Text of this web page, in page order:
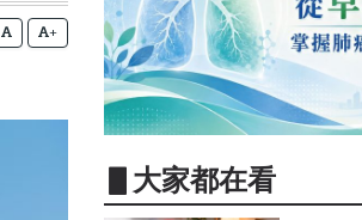
+
▋大家都在看